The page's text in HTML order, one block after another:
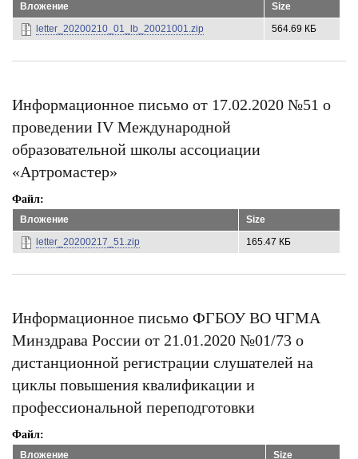
Вложение
Size
letter_20200210_01_lb_20021001.zip
564.69 КБ
Информационное письмо от 17.02.2020 №51 о
проведении IV Международной
образовательной школы ассоциации
«Артромастер»
Файл
Вложение
Size
letter_20200217_51.zip
165.47 КБ
Информационное письмо ФГБОУ ВО ЧГМА
Минздрава России от 21.01.2020 №01/73 о
дистанционной регистрации слушателей на
циклы повышения квалификации и
профессиональной переподготовки
Файл
Вложение
Size